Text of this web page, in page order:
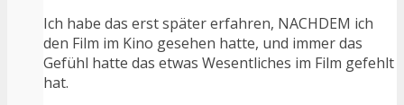
Ich habe das erst später erfahren, NACHDEM ich
den Film im Kino gesehen hatte, und immer das
Gefühl hatte das etwas Wesentliches im Film gefehlt
hat.